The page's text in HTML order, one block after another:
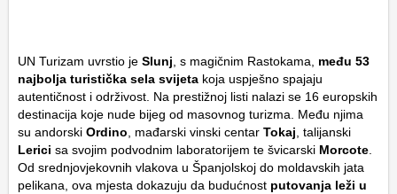
UN Turizam uvrstio je Slunj , s magičnim Rastokama,
među 53
najbolja turistička sela svijeta koja uspješno spajaju
autentičnost i održivost. Na prestižnoj listi nalazi se 16 europskih
destinacija koje nude bijeg od masovnog turizma. Među njima
su andorski Ordino , mađarski vinski centar Tokaj , talijanski
Lerici sa svojim podvodnim laboratorijem te švicarski Morcote
Od srednjovjekovnih vlakova u Španjolskoj do moldavskih jata
pelikana, ova mjesta dokazuju da budućnost putovanja leži u